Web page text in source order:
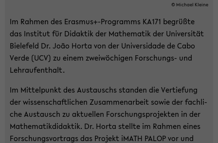
© Mi­cha­el Klei­ne
Im Rah­men des Eras­mus+-​Programms KA171 be­grüß­te
das In­sti­tut für Di­dak­tik der Ma­the­ma­tik der Uni­ver­si­tät
Bie­le­feld Dr. João Horta von der Uni­ver­sida­de de Cabo
Verde (UCV) zu einem zwei­wö­chi­gen Forschungs-​ und
Lehr­auf­ent­halt.
Im Mit­tel­punkt des Aus­tauschs stan­den die Ver­tie­fung
der wis­sen­schaft­li­chen Zu­sam­men­ar­beit sowie der fach­li­
che Aus­tausch zu ak­tu­el­len For­schungs­pro­jek­ten in der
Ma­the­ma­tik­di­dak­tik. Dr. Horta stell­te im Rah­men eines
For­schungs­vor­trags das Pro­jekt iMATH PALOP vor und